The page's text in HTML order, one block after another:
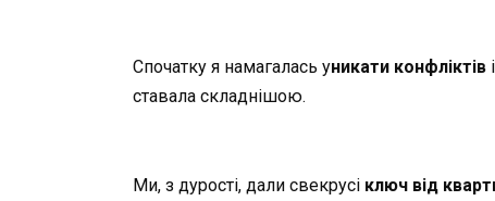
Спочатку я намагалась уникати конфліктів
ставала складнішою.
Ми, з дурості, дали свекрусі ключ від